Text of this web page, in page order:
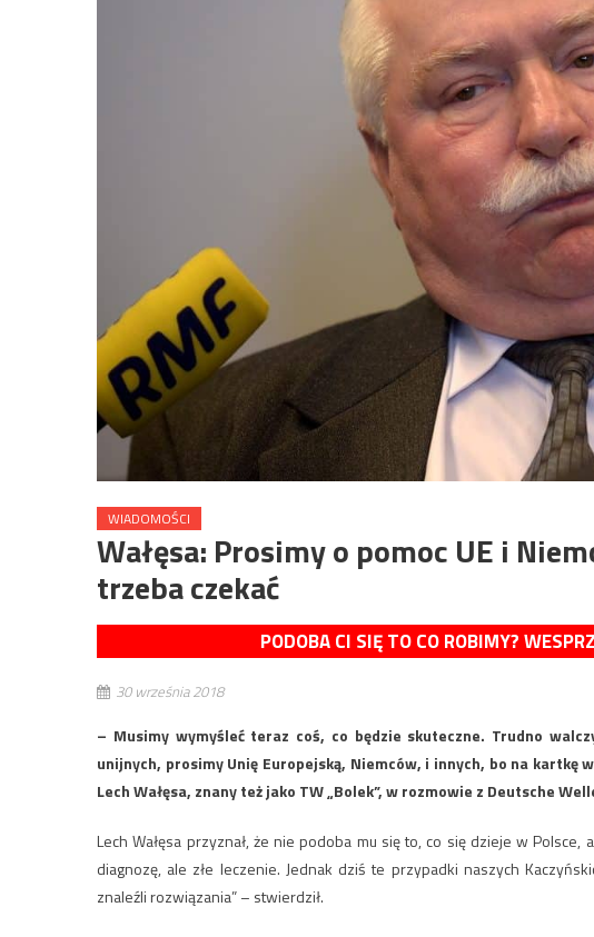
WIADOMOŚCI
Wałęsa: Prosimy o pomoc UE i
trzeba czekać
PODOBA CI SIĘ TO CO ROBIMY?
30 września 2018
– Musimy wymyśleć teraz coś, co będzie skuteczne. Trudno
unijnych, prosimy Unię Europejską, Niemców, i innych, bo na kartkę
Lech Wałęsa, znany też jako TW „Bolek”, w rozmowie z Deutsche
Lech Wałęsa przyznał, że nie podoba mu się to, co się dzieje w Polsce,
diagnozę, ale złe leczenie. Jednak dziś te przypadki naszych
znaleźli rozwiązania” – stwierdził.